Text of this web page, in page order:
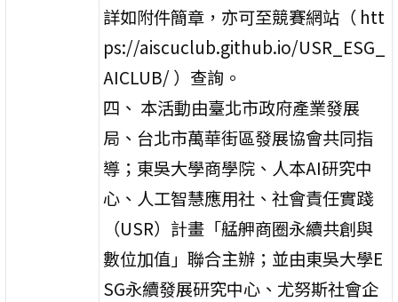
詳如附件簡章，亦可至競賽網站（ htt
ps://aiscuclub.github.io/USR_ESG_
AICLUB/ ）查詢。
四、 本活動由臺北市政府產業發展
局、台北市萬華街區發展協會共同指
導；東吳大學商學院、人本AI研究中
心、人工智慧應用社、社會責任實踐
（USR）計畫「艋舺商圈永續共創與
數位加值」聯合主辦；並由東吳大學E
SG永續發展研究中心、尤努斯社會企